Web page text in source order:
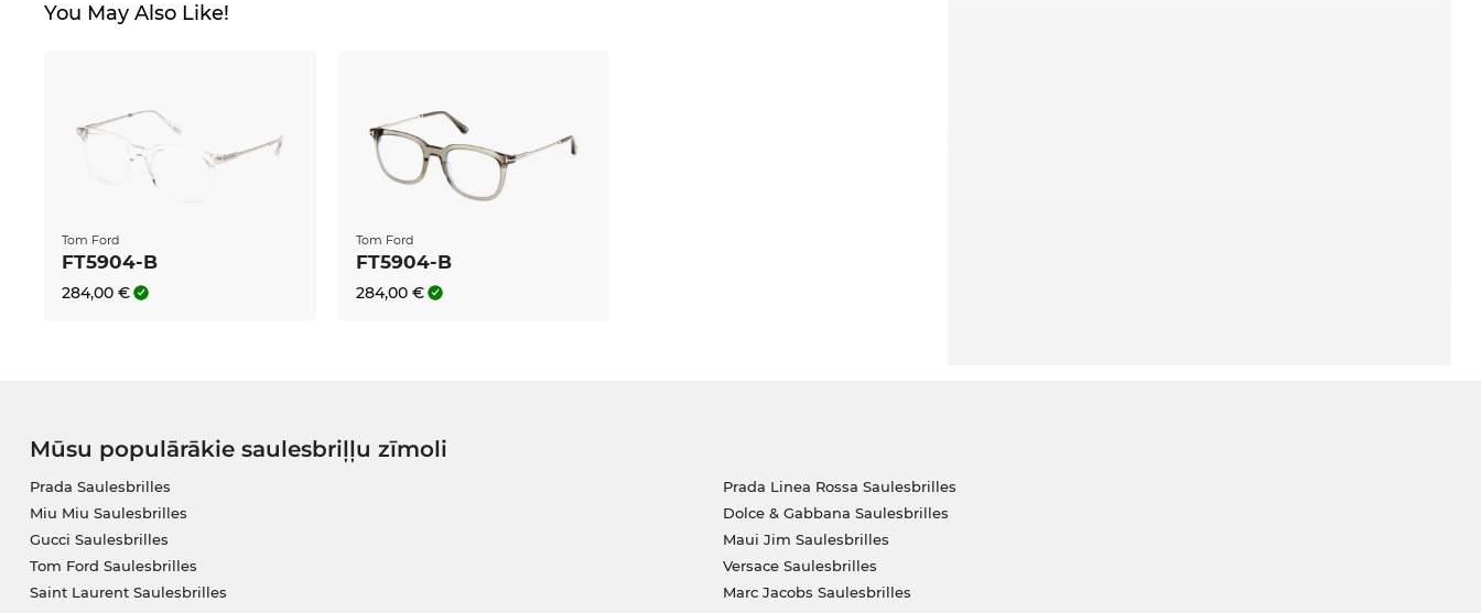
You May Also Like!
Tom Ford
FT5904-B
284,00 €
Tom Ford
FT5904-B
284,00 €
Mūsu populārākie saulesbriļļu zīmoli
Prada Saulesbrilles
Miu Miu Saulesbrilles
Gucci Saulesbrilles
Tom Ford Saulesbrilles
Saint Laurent Saulesbrilles
Prada Linea Rossa Saulesbrilles
Dolce & Gabbana Saulesbrilles
Maui Jim Saulesbrilles
Versace Saulesbrilles
Marc Jacobs Saulesbrilles